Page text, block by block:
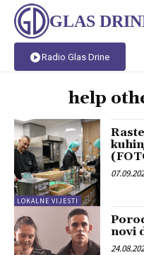
GLAS
Radio Glas Drine
help
LOKALNE VIJESTI
novi